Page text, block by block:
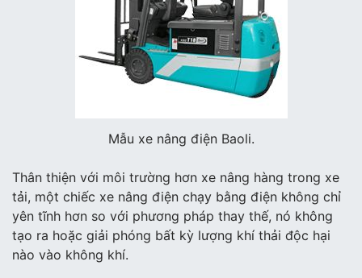
Mẫu xe nâng điện Baoli.
Thân thiện với môi trường hơn xe nâng hàng trong xe
tải, một chiếc xe nâng điện chạy bằng điện không chỉ
yên tĩnh hơn so với phương pháp thay thế, nó không
tạo ra hoặc giải phóng bất kỳ lượng khí thải độc hại
nào vào không khí.